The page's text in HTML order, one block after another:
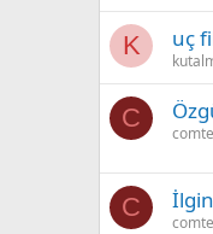
K uç
C
comte
C
comte